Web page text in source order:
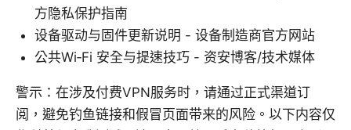
方隐私保护指南
设备驱动与固件更新说明 - 设备制造商官方网站
公共Wi‑Fi 安全与提速技巧 - 资安博客/技术媒体
警示：在涉及付费VPN服务时，请通过正式渠道订
阅，避免钓鱼链接和假冒页面带来的风险。以下内容仅